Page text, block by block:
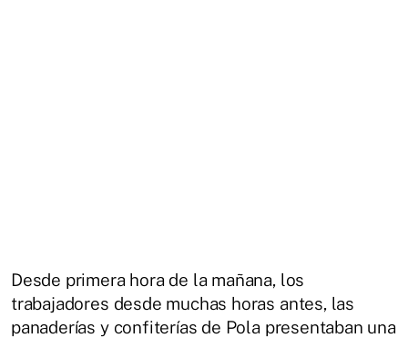
Desde primera hora de la mañana, los
trabajadores desde muchas horas antes, las
panaderías y confiterías de Pola presentaban una